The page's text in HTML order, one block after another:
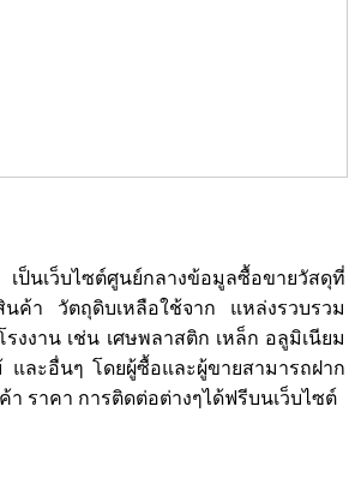
ป็นเว็บไซต์ศูนย์กลางข้อมูลซื้อขายวัสดุที่
นค้า วัตถุดิบเหลือใช้จาก แหล่งรวบรวม
รงงาน เช่น เศษพลาสติก เหล็ก อลูมิเนียม
และอื่นๆ โดยผู้ซื้อและผู้ขายสามารถฝาก
า ราคา การติดต่อต่างๆได้ฟรีบนเว็บไซต์